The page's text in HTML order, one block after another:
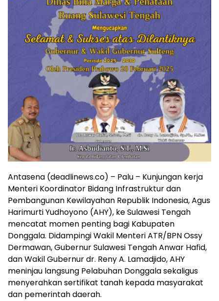
Antasena (deadlinews.co) – Palu – Kunjungan kerja
Menteri Koordinator Bidang Infrastruktur dan
Pembangunan Kewilayahan Republik Indonesia, Agus
Harimurti Yudhoyono (AHY), ke Sulawesi Tengah
mencatat momen penting bagi Kabupaten
Donggala. Didampingi Wakil Menteri ATR/BPN Ossy
Dermawan, Gubernur Sulawesi Tengah Anwar Hafid,
dan Wakil Gubernur dr. Reny A. Lamadjido, AHY
meninjau langsung Pelabuhan Donggala sekaligus
menyerahkan sertifikat tanah kepada masyarakat
dan pemerintah daerah.